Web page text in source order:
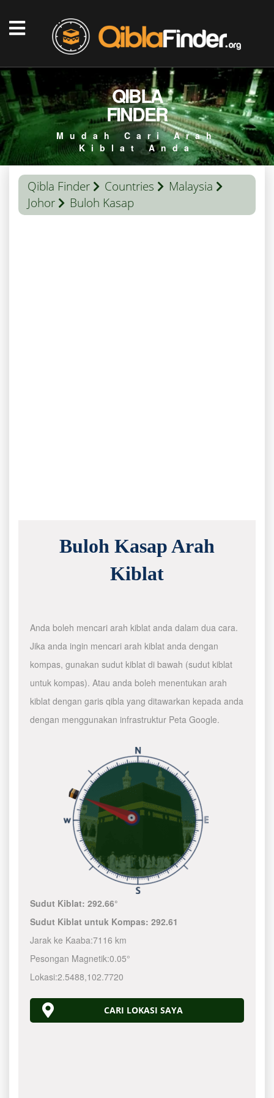
QIBLA
FINDER
Mudah Cari Arah
Kiblat Anda
Qibla Finder Countries
Malaysia
Johor
Buloh Kasap
Buloh Kasap Arah
Kiblat
Anda boleh mencari arah kiblat anda dalam dua cara.
Jika anda ingin mencari arah kiblat anda dengan
kompas, gunakan sudut kiblat di bawah (sudut kiblat
untuk kompas). Atau anda boleh menentukan arah
kiblat dengan garis qibla yang ditawarkan kepada anda
dengan menggunakan infrastruktur Peta Google.
Sudut Kiblat:292.66°
Sudut Kiblat untuk Kompas:292.61
Jarak ke Kaaba:7116 km
Pesongan Magnetik:0.05°
Lokasi:2.5488,102.7720
CARI LOKASI SAYA